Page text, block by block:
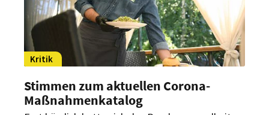
Kritik
Stimmen zum aktuellen Corona-
Maßnahmenkatalog